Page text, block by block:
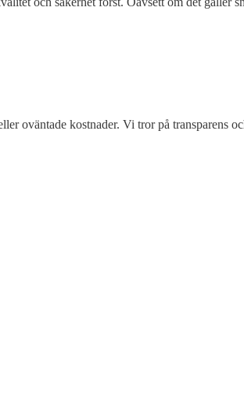
oväntade kostnader. Vi tror på transparens